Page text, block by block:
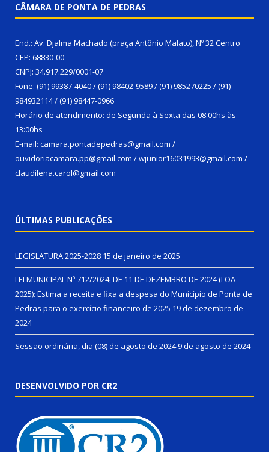
CÂMARA DE PONTA DE PEDRAS
End.: Av. Djalma Machado (praça Antônio Malato), Nº 32 Centro
CEP: 68830-00
CNPJ: 34.917.229/0001-07
Fone: (91) 99387-4040 / (91) 98402-9589 / (91) 985270225 / (91)
984932114 / (91) 98447-0966
Horário de atendimento: de Segunda à Sexta das 08:00hs às
13:00hs
E-mail: camara.pontadepedras@gmail.com /
ouvidoriacamara.pp@gmail.com / wjunior16031993@gmail.com /
claudilena.carol@gmail.com
ÚLTIMAS PUBLICAÇÕES
LEGISLATURA 2025-2028 15 de janeiro de 2025
LEI MUNICIPAL Nº 712/2024, DE 11 DE DEZEMBRO DE 2024 (LOA
2025): Estima a receita e fixa a despesa do Município de Ponta de
Pedras para o exercício financeiro de 2025 19 de dezembro de
2024
Sessão ordinária, dia (08) de agosto de 20249 de agosto de 2024
DESENVOLVIDO POR CR2